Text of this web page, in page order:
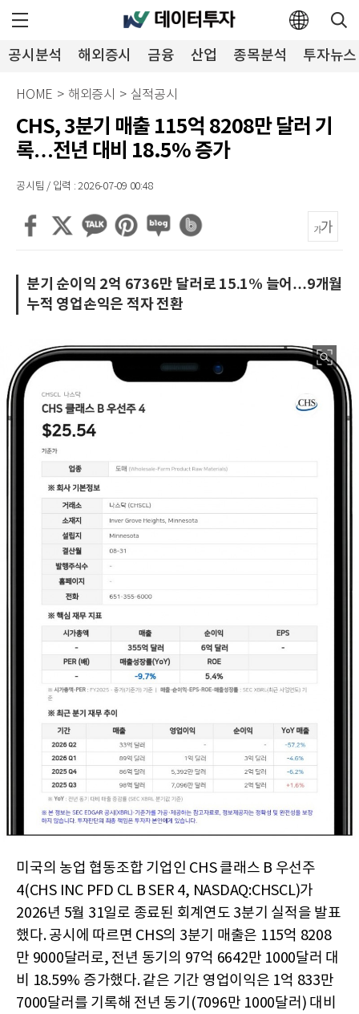
공시분석 해외증시 금융 산업 종목분석 투자뉴스
HOME > 해외증시 > 실적공시
CHS, 3분기 매출 115억 8208만 달러 기
록…전년 대비 18.5% 증가
공시팀 / 입력 : 2026-07-09 00:48
분기 순이익 2억 6736만 달러로 15.1% 늘어…9개월
누적 영업손익은 적자 전환
미국의 농업 협동조합 기업인 CHS 클래스 B 우선주
4(CHS INC PFD CL B SER 4, NASDAQ:CHSCL)가
2026년 5월 31일로 종료된 회계연도 3분기 실적을 발표
했다. 공시에 따르면 CHS의 3분기 매출은 115억 8208
만 9000달러로, 전년 동기의 97억 6642만 1000달러 대
비 18.59% 증가했다. 같은 기간 영업이익은 1억 833만
7000달러를 기록해 전년 동기(7096만 1000달러) 대비